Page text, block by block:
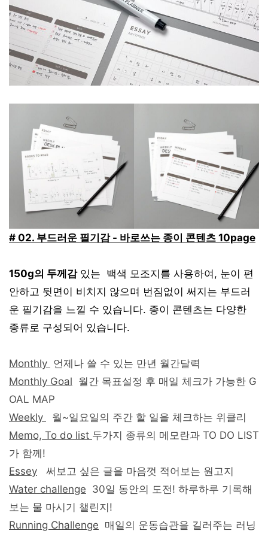
# 02. 부드러운 필기감 - 바로쓰는 종이 콘텐츠 10page
150g의 두께감 있는 백색 모조지를 사용하여, 눈이 편
안하고 뒷면이 비치지 않으며 번짐없이 써지는 부드러
운 필기감을 느낄 수 있습니다. 종이 콘텐츠는 다양한
종류로 구성되어 있습니다.
Monthly 언제나 쓸 수 있는 만년 월간달력
Monthly Goal 월간 목표설정 후 매일 체크가 가능한 G
OAL MAP
Weekly
월~일요일의 주간 할 일을 체크하는 위클리
Memo, To do list 두가지 종류의 메모란과 TO DO LIST
가 함께!
Essey 써보고 싶은 글을 마음껏 적어보는 원고지
Water challenge 30일 동안의 도전! 하루하루 기록해
보는 물 마시기 챌린지!
Running Challenge 매일의 운동습관을 길러주는 러닝